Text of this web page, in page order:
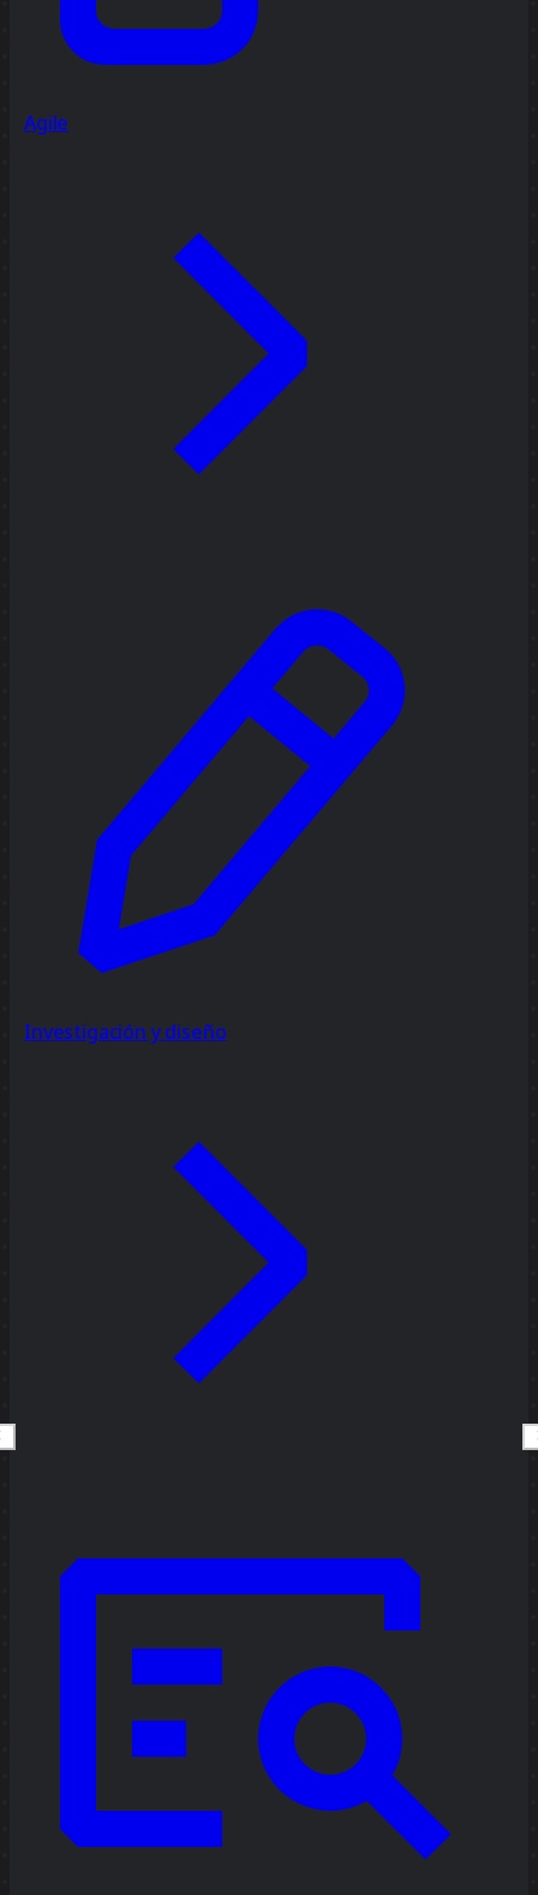
Agile
Investigación y diseño